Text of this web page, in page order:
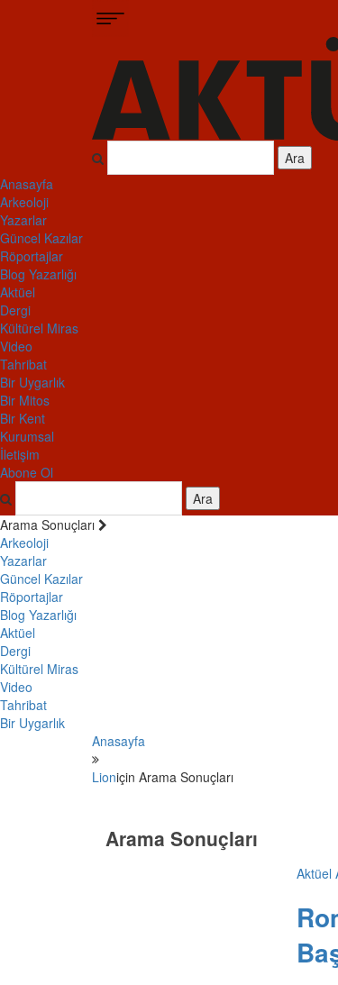
Ara
Anasayfa
Arkeoloji
Yazarlar
Güncel Kazılar
Röportajlar
Blog Yazarlığı
Aktüel
Dergi
Kültürel Miras
Video
Tahribat
Bir Uygarlık
Bir Mitos
Bir Kent
Kurumsal
İletişim
Abone Ol
Ara
Arama Sonuçları
Arkeoloji
Yazarlar
Güncel Kazılar
Röportajlar
Blog Yazarlığı
Aktüel
Dergi
Kültürel Miras
Video
Tahribat
Bir Uygarlık
Anasayfa
Lioniçin Arama Sonuçları
Arama Sonuçları
Aktüel